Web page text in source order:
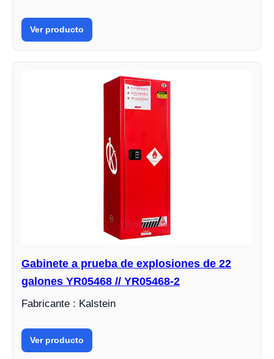
Ver producto
Gabinete a prueba de explosiones de 22
galones YR05468 // YR05468-2
Fabricante : Kalstein
Ver producto